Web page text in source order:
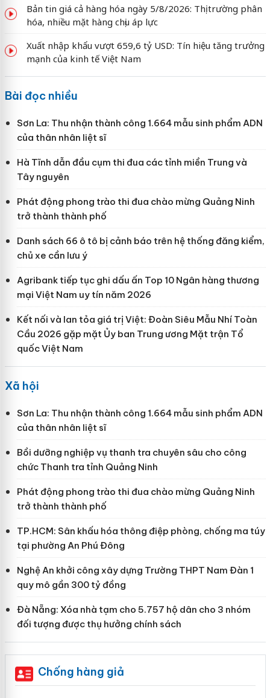
Bản tin giá cả hàng hóa ngày 5/8/2026: Thị trường phân
hóa, nhiều mặt hàng chịu áp lực
Xuất nhập khẩu vượt 659,6 tỷ USD: Tín hiệu tăng trưởng
mạnh của kinh tế Việt Nam
Bài đọc nhiều
Sơn La: Thu nhận thành công 1.664 mẫu sinh phẩm ADN
của thân nhân liệt sĩ
Hà Tĩnh dẫn đầu cụm thi đua các tỉnh miền Trung và
Tây nguyên
Phát động phong trào thi đua chào mừng Quảng Ninh
trở thành thành phố
Danh sách 66 ô tô bị cảnh báo trên hệ thống đăng kiểm,
chủ xe cần lưu ý
Agribank tiếp tục ghi dấu ấn Top 10 Ngân hàng thương
mại Việt Nam uy tín năm 2026
Kết nối và lan tỏa giá trị Việt: Đoàn Siêu Mẫu Nhí Toàn
Cầu 2026 gặp mặt Ủy ban Trung ương Mặt trận Tổ
quốc Việt Nam
Xã hội
Sơn La: Thu nhận thành công 1.664 mẫu sinh phẩm ADN
của thân nhân liệt sĩ
Bồi dưỡng nghiệp vụ thanh tra chuyên sâu cho công
chức Thanh tra tỉnh Quảng Ninh
Phát động phong trào thi đua chào mừng Quảng Ninh
trở thành thành phố
TP.HCM: Sân khấu hóa thông điệp phòng, chống ma túy
tại phường An Phú Đông
Nghệ An khởi công xây dựng Trường THPT Nam Đàn 1
quy mô gần 300 tỷ đồng
Đà Nẵng: Xóa nhà tạm cho 5.757 hộ dân cho 3 nhóm
đối tượng được thụ hưởng chính sách
Chống hàng giả